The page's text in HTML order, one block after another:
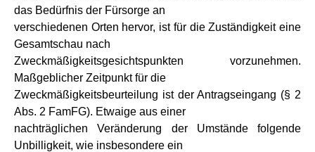
das Bedürfnis der Fürsorge an
verschiedenen Orten hervor, ist für die Zuständigkeit eine
Gesamtschau nach
Zweckmäßigkeitsgesichtspunkten vorzunehmen.
Maßgeblicher Zeitpunkt für die
Zweckmäßigkeitsbeurteilung ist der Antragseingang (§ 2
Abs. 2 FamFG). Etwaige aus einer
nachträglichen Veränderung der Umstände folgende
Unbilligkeit, wie insbesondere ein